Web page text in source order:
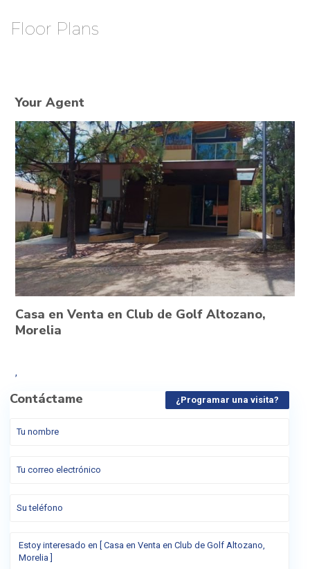
Floor Plans
Your Agent
Casa en Venta en Club de Golf Altozano,
Morelia
,
Contáctame ¿Programar una visita?